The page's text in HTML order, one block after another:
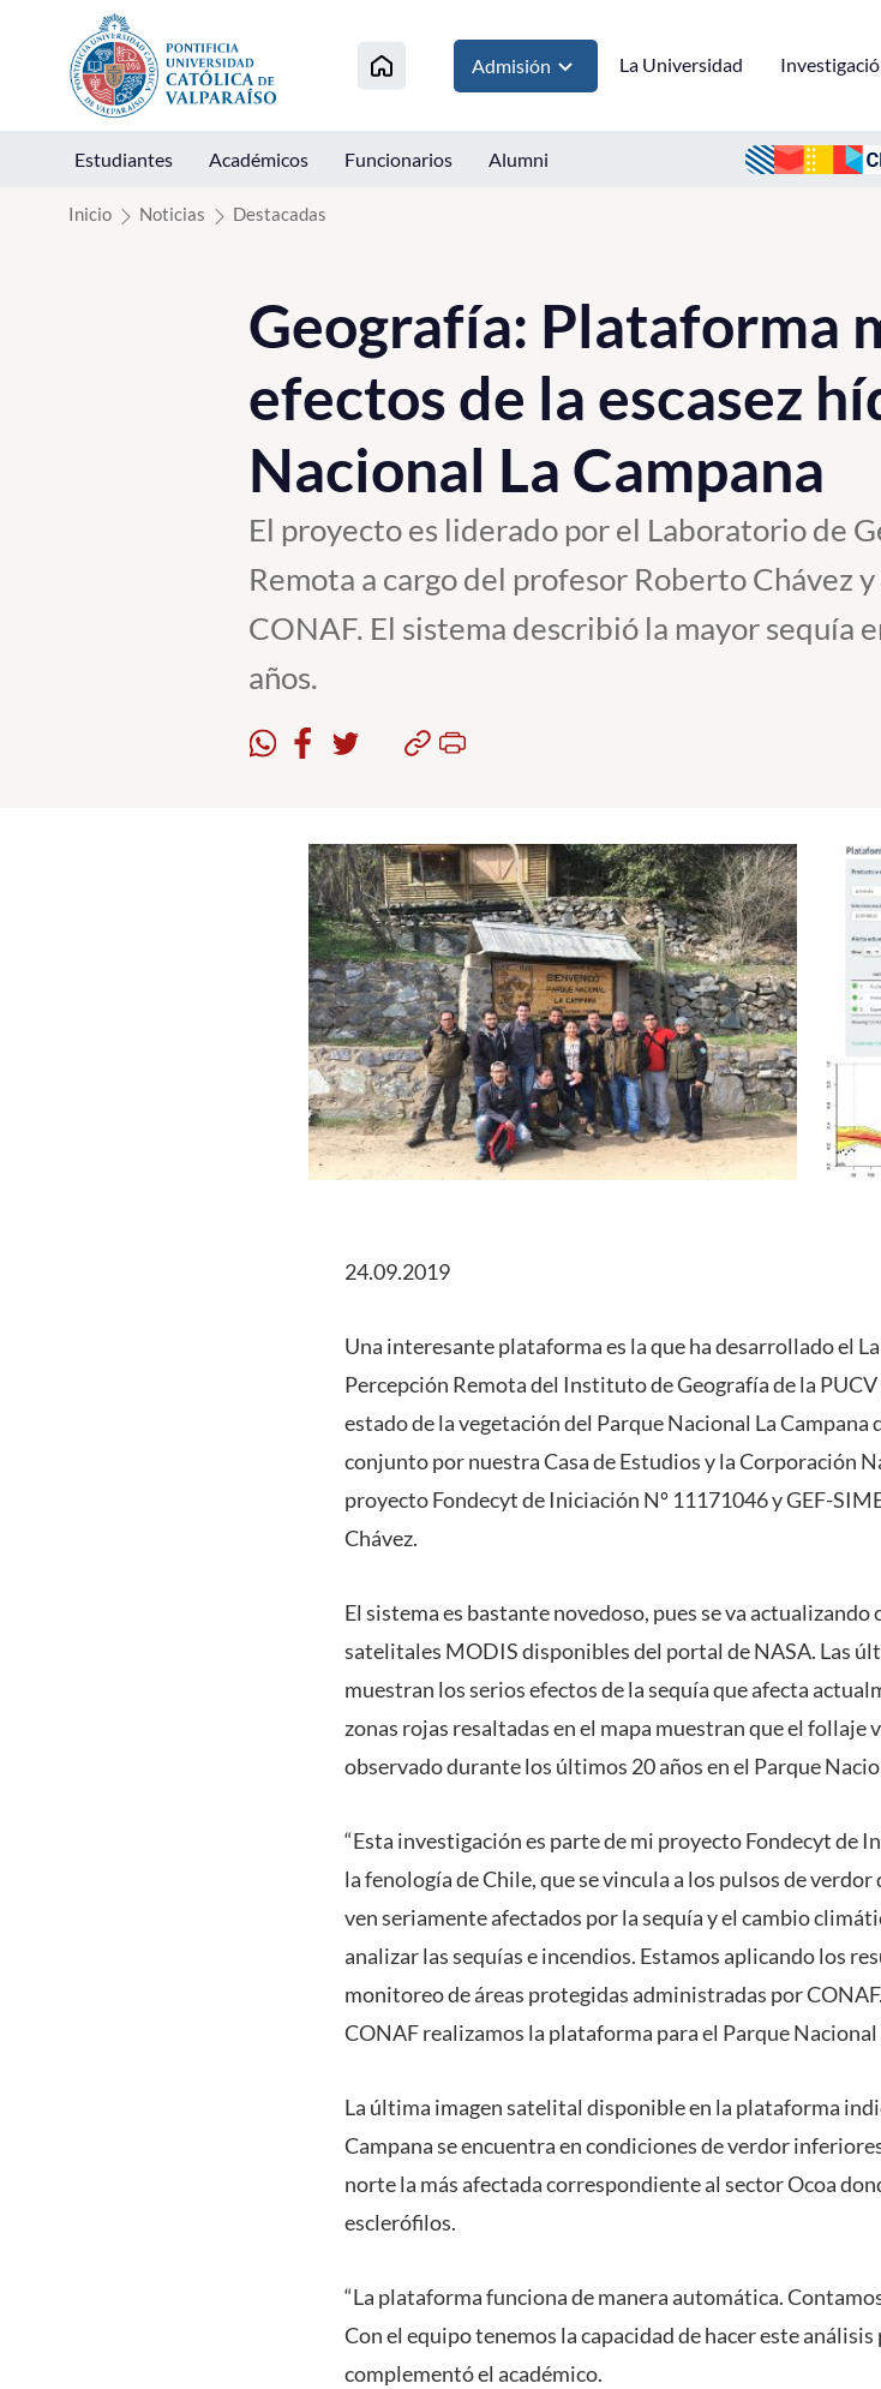
Click acá para ir directamente al contenido
Admisión La Universidad
Estudiantes Académicos Funcionarios Alumni
Inicio Noticias Destacadas
Geografía: Plataforma
efectos de la escasez
Nacional La Campana
El proyecto es liderado por el Laboratorio de
Remota a cargo del profesor Roberto Chávez
CONAF. El sistema describió la mayor sequía
años.
24.09.2019
Una interesante plataforma es la que ha desarrollado el
Percepción Remota del Instituto de Geografía de la
estado de la vegetación del Parque Nacional La
conjunto por nuestra Casa de Estudios y la Corporación
proyecto Fondecyt de Iniciación Nº 11171046 y GEF-
Chávez.
El sistema es bastante novedoso, pues se va actualizando
satelitales MODIS disponibles del portal de NASA. Las
muestran los serios efectos de la sequía que afecta
zonas rojas resaltadas en el mapa muestran que el follaje
observado durante los últimos 20 años en el Parque
“Esta investigación es parte de mi proyecto Fondecyt de
la fenología de Chile, que se vincula a los pulsos de
ven seriamente afectados por la sequía y el cambio
analizar las sequías e incendios. Estamos aplicando los
monitoreo de áreas protegidas administradas por
CONAF realizamos la plataforma para el Parque
La última imagen satelital disponible en la plataforma
Campana se encuentra en condiciones de verdor
norte la más afectada correspondiente al sector Ocoa
esclerófilos.
“La plataforma funciona de manera automática.
Con el equipo tenemos la capacidad de hacer este
complementó el académico.